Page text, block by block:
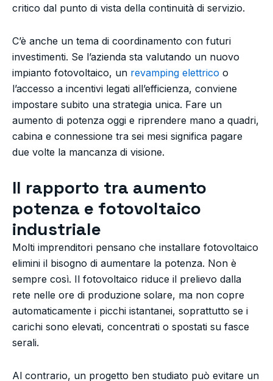
critico dal punto di vista della continuità di servizio.
C’è anche un tema di coordinamento con futuri
investimenti. Se l’azienda sta valutando un nuovo
impianto fotovoltaico, un revamping elettrico o
l’accesso a incentivi legati all’efficienza, conviene
impostare subito una strategia unica. Fare un
aumento di potenza oggi e riprendere mano a quadri,
cabina e connessione tra sei mesi significa pagare
due volte la mancanza di visione.
Il rapporto tra aumento
potenza e fotovoltaico
industriale
Molti imprenditori pensano che installare fotovoltaico
elimini il bisogno di aumentare la potenza. Non è
sempre così. Il fotovoltaico riduce il prelievo dalla
rete nelle ore di produzione solare, ma non copre
automaticamente i picchi istantanei, soprattutto se i
carichi sono elevati, concentrati o spostati su fasce
serali.
Al contrario, un progetto ben studiato può evitare un